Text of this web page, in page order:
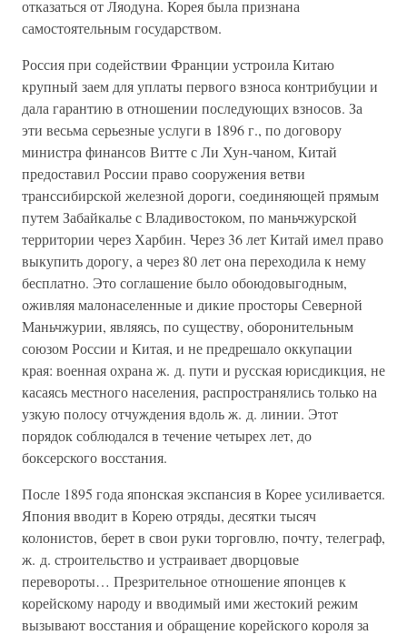
отказаться от Ляодуна. Корея была признана
самостоятельным государством.
Россия при содействии Франции устроила Китаю
крупный заем для уплаты первого взноса контрибуции и
дала гарантию в отношении последующих взносов. За
эти весьма серьезные услуги в 1896 г., по договору
министра финансов Витте с Ли Хун-чаном, Китай
предоставил России право сооружения ветви
транссибирской железной дороги, соединяющей прямым
путем Забайкалье с Владивостоком, по маньчжурской
территории через Харбин. Через 36 лет Китай имел право
выкупить дорогу, а через 80 лет она переходила к нему
бесплатно. Это соглашение было обоюдовыгодным,
оживляя малонаселенные и дикие просторы Северной
Маньчжурии, являясь, по существу, оборонительным
союзом России и Китая, и не предрешало оккупации
края: военная охрана ж. д. пути и русская юрисдикция, не
касаясь местного населения, распространялись только на
узкую полосу отчуждения вдоль ж. д. линии. Этот
порядок соблюдался в течение четырех лет, до
боксерского восстания.
После 1895 года японская экспансия в Корее усиливается.
Япония вводит в Корею отряды, десятки тысяч
колонистов, берет в свои руки торговлю, почту, телеграф,
ж. д. строительство и устраивает дворцовые
перевороты… Презрительное отношение японцев к
корейскому народу и вводимый ими жестокий режим
вызывают восстания и обращение корейского короля за